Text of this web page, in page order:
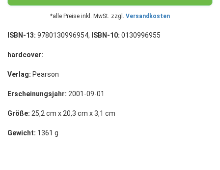
*alle Preise inkl. MwSt. zzgl. Versandkosten
ISBN-13: 9780130996954, ISBN-10: 0130996955
hardcover:
Verlag: Pearson
Erscheinungsjahr: 2001-09-01
Größe: 25,2 cm x 20,3 cm x 3,1 cm
Gewicht: 1361 g